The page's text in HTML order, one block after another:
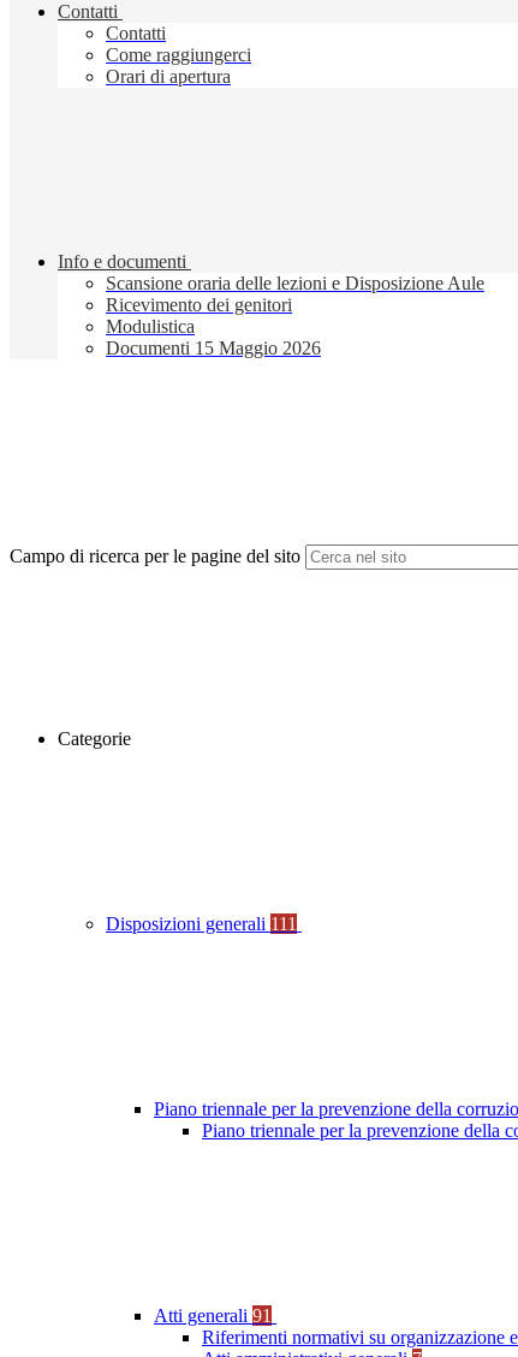
Contatti
Contatti
Come raggiungerci
Orari di apertura
Info e documenti
Scansione oraria delle lezioni e Disposizione Aule
Ricevimento dei genitori
Modulistica
Documenti 15 Maggio 2026
Campo di ricerca per le pagine del sito
Categorie
Disposizioni generali 111
Piano triennale per la prevenzione della
Piano triennale per la prevenzione della
Atti generali 91
Riferimenti normativi su organizzazione